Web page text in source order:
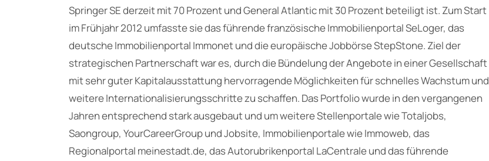
Springer SE derzeit mit 70 Prozent und General Atlantic mit 30 Prozent beteiligt ist. Zum Start
im Frühjahr 2012 umfasste sie das führende französische Immobilienportal SeLoger, das
deutsche Immobilienportal Immonet und die europäische Jobbörse StepStone. Ziel der
strategischen Partnerschaft war es, durch die Bündelung der Angebote in einer Gesellschaft
mit sehr guter Kapitalausstattung hervorragende Möglichkeiten für schnelles Wachstum und
weitere Internationalisierungsschritte zu schaffen. Das Portfolio wurde in den vergangenen
Jahren entsprechend stark ausgebaut und um weitere Stellenportale wie Totaljobs,
Saongroup, YourCareerGroup und Jobsite, Immobilienportale wie Immoweb, das
Regionalportal meinestadt.de, das Autorubrikenportal LaCentrale und das führende